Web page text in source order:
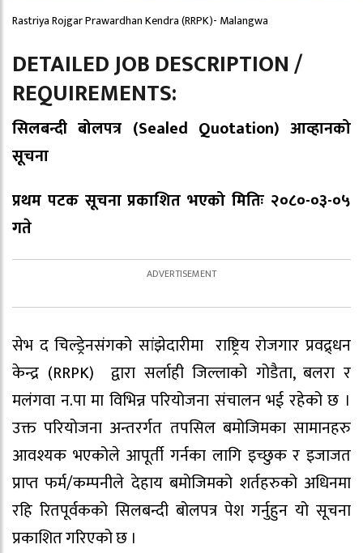
Rastriya Rojgar Prawardhan Kendra (RRPK)- Malangwa
DETAILED JOB DESCRIPTION /
REQUIREMENTS:
सिलबन्दी बोलपत्र (Sealed Quotation) आव्हानको
सूचना
प्रथम पटक सूचना प्रकाशित भएको मितिः २०८०-०३-०५
गते
सेभ द चिल्ड्रेनसंगको सांझेदारीमा राष्ट्रिय रोजगार प्रवद्र्धन
केन्द्र (RRPK) द्वारा सर्लाही जिल्लाको गोडैता, बलरा र
मलंगवा न.पा मा विभिन्न परियोजना संचालन भई रहेको छ ।
उक्त परियोजना अन्तरर्गत तपसिल बमोजिमका सामानहरु
आवश्यक भएकोले आपूर्ती गर्नका लागि इच्छुक र इजाजत
प्राप्त फर्म/कम्पनीले देहाय बमोजिमको शर्तहरुको अधिनमा
रहि रितपूर्वकको सिलबन्दी बोलपत्र पेश गर्नुहुन यो सूचना
प्रकाशित गरिएको छ ।